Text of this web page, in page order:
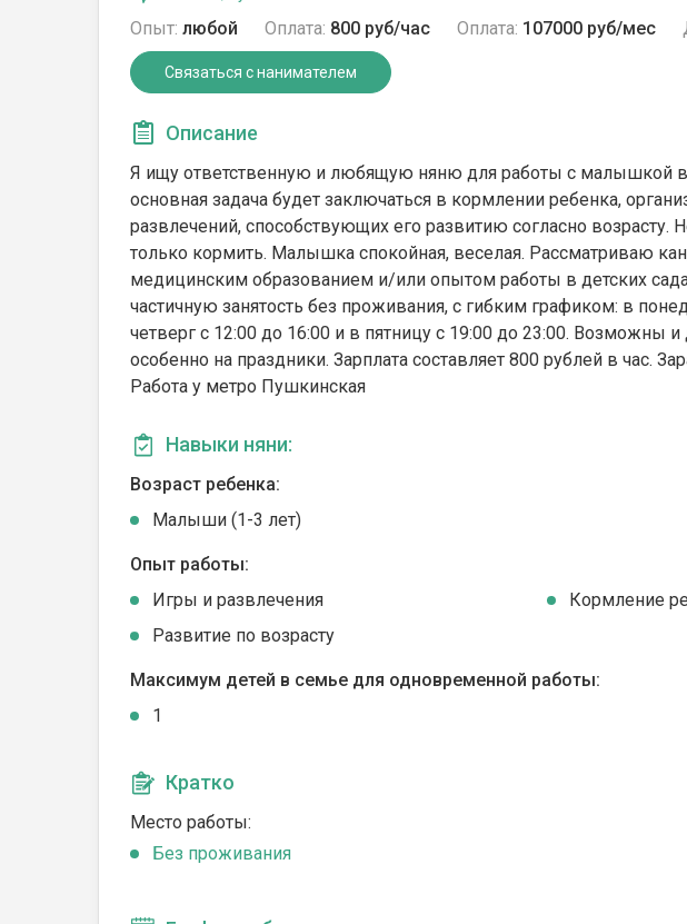
Опыт: любой Оплата: 800 руб/час Оплата: 107000 руб/мес
Связаться с нанимателем
Описание
Я ищу ответственную и любящую няню для работы с малышкой в
основная задача будет заключаться в кормлении ребенка,
развлечений, способствующих его развитию согласно возрасту.
только кормить. Малышка спокойная, веселая. Рассматриваю
медицинским образованием и/или опытом работы в детских
частичную занятость без проживания, с гибким графиком: в
четверг с 12:00 до 16:00 и в пятницу с 19:00 до 23:00. Возможны
особенно на праздники. Зарплата составляет 800 рублей в час.
Работа у метро Пушкинская
Навыки няни:
Возраст ребенка:
Малыши (1-3 лет)
Опыт работы:
Игры и развлечения
Кормление
Развитие по возрасту
Максимум детей в семье для одновременной работы:
1
Кратко
Место работы:
Без проживания